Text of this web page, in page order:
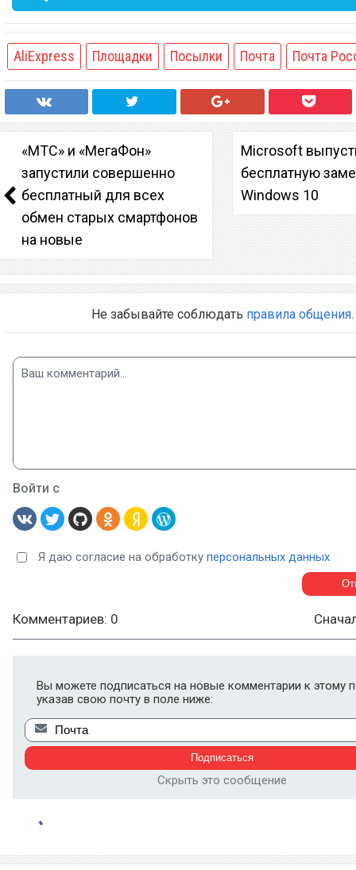
AliExpress Площадки Посылки Почта Почта
«МТС» и «МегаФон»
запустили совершенно
бесплатный для всех
обмен старых смартфонов
на новые
Microsoft
бесплатную
Windows 10
Не забывайте соблюдать правила общения.
Войти с
Я даю согласие на обработку персональных данных
Комментариев: 0
Вы можете подписаться на новые комментарии к этому
указав свою почту в поле ниже:
Скрыть это сообщение